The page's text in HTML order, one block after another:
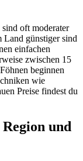
oft moderater
Land günstiger sind
einfachen
zwischen 15
beginnen
wie
Preise findest du
und